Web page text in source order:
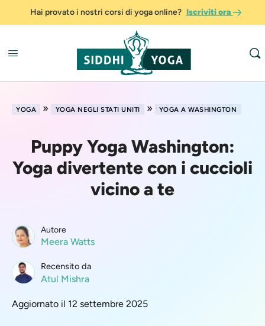
Hai provato i nostri corsi di yoga online? Iscriviti ora
YOGA » YOGA NEGLI STATI UNITI » YOGA A WASHINGTON
Puppy Yoga Washington:
Yoga divertente con i cuccioli
vicino a te
Autore
Meera Watts
Recensito da
Atul Mishra
Aggiornato il 12 settembre 2025